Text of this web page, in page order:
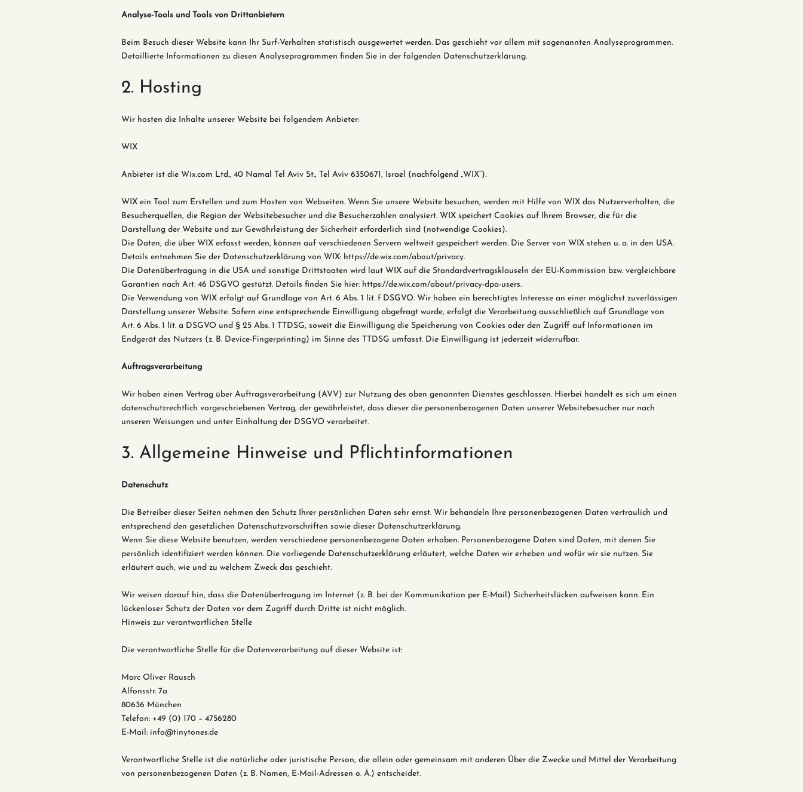
Analyse-Tools und Tools von Drittanbietern
Beim Besuch dieser Website kann Ihr Surf-Verhalten statistisch ausgewertet werden. Das geschieht vor allem mit sogenannten Analyseprogrammen.
Detaillierte Informationen zu diesen Analyseprogrammen finden Sie in der folgenden Datenschutzerklärung.
2. Hosting
Wir hosten die Inhalte unserer Website bei folgendem Anbieter:
WIX
Anbieter ist die Wix.com Ltd., 40 Namal Tel Aviv St., Tel Aviv 6350671, Israel (nachfolgend „WIX“).
WIX ein Tool zum Erstellen und zum Hosten von Webseiten. Wenn Sie unsere Website besuchen, werden mit Hilfe von WIX das Nutzerverhalten, die
Besucherquellen, die Region der Websitebesucher und die Besucherzahlen analysiert. WIX speichert Cookies auf Ihrem Browser, die für die
Darstellung der Website und zur Gewährleistung der Sicherheit erforderlich sind (notwendige Cookies).
Die Daten, die über WIX erfasst werden, können auf verschiedenen Servern weltweit gespeichert werden. Die Server von WIX stehen u. a. in den USA.
Details entnehmen Sie der Datenschutzerklärung von WIX: https://de.wix.com/about/privacy.
Die Datenübertragung in die USA und sonstige Drittstaaten wird laut WIX auf die Standardvertragsklauseln der EU-Kommission bzw. vergleichbare
Garantien nach Art. 46 DSGVO gestützt. Details finden Sie hier: https://de.wix.com/about/privacy-dpa-users.
Die Verwendung von WIX erfolgt auf Grundlage von Art. 6 Abs. 1 lit. f DSGVO. Wir haben ein berechtigtes Interesse an einer möglichst zuverlässigen
Darstellung unserer Website. Sofern eine entsprechende Einwilligung abgefragt wurde, erfolgt die Verarbeitung ausschließlich auf Grundlage von
Art. 6 Abs. 1 lit. a DSGVO und § 25 Abs. 1 TTDSG, soweit die Einwilligung die Speicherung von Cookies oder den Zugriff auf Informationen im
Endgerät des Nutzers (z. B. Device-Fingerprinting) im Sinne des TTDSG umfasst. Die Einwilligung ist jederzeit widerrufbar.
Auftragsverarbeitung
Wir haben einen Vertrag über Auftragsverarbeitung (AVV) zur Nutzung des oben genannten Dienstes geschlossen. Hierbei handelt es sich um einen
datenschutzrechtlich vorgeschriebenen Vertrag, der gewährleistet, dass dieser die personenbezogenen Daten unserer Websitebesucher nur nach
unseren Weisungen und unter Einhaltung der DSGVO verarbeitet.
3. Allgemeine Hinweise und Pflichtinformationen
Datenschutz
Die Betreiber dieser Seiten nehmen den Schutz Ihrer persönlichen Daten sehr ernst. Wir behandeln Ihre personenbezogenen Daten vertraulich und
entsprechend den gesetzlichen Datenschutzvorschriften sowie dieser Datenschutzerklärung.
Wenn Sie diese Website benutzen, werden verschiedene personenbezogene Daten erhoben. Personenbezogene Daten sind Daten, mit denen Sie
persönlich identifiziert werden können. Die vorliegende Datenschutzerklärung erläutert, welche Daten wir erheben und wofür wir sie nutzen. Sie
erläutert auch, wie und zu welchem Zweck das geschieht.
Wir weisen darauf hin, dass die Datenübertragung im Internet (z. B. bei der Kommunikation per E-Mail) Sicherheitslücken aufweisen kann. Ein
lückenloser Schutz der Daten vor dem Zugriff durch Dritte ist nicht möglich.
Hinweis zur verantwortlichen Stelle
Die verantwortliche Stelle für die Datenverarbeitung auf dieser Website ist:
Marc Oliver Rausch
Alfonsstr. 7a
80636 München
Telefon: +49 (0) 170 – 4756280
E-Mail: info@tinytones.de
Verantwortliche Stelle ist die natürliche oder juristische Person, die allein oder gemeinsam mit anderen Über die Zwecke und Mittel der Verarbeitung
von personenbezogenen Daten (z. B. Namen, E-Mail-Adressen o. Ä.) entscheidet.